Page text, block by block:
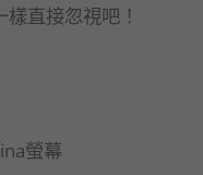
直接忽視吧！
螢幕